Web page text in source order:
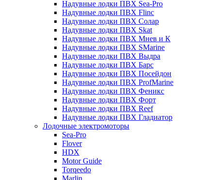
Надувные лодки ПВХ Sea-Pro
Надувные лодки ПВХ Flinc
Надувные лодки ПВХ Солар
Надувные лодки ПВХ Skat
Надувные лодки ПВХ Мнев и К
Надувные лодки ПВХ SMarine
Надувные лодки ПВХ Выдра
Надувные лодки ПВХ Барс
Надувные лодки ПВХ Посейдон
Надувные лодки ПВХ ProfMarine
Надувные лодки ПВХ Феникс
Надувные лодки ПВХ Форт
Надувные лодки ПВХ Reef
Надувные лодки ПВХ Гладиатор
Лодочные электромоторы
Sea-Pro
Flover
HDX
Motor Guide
Torqeedo
Marlin